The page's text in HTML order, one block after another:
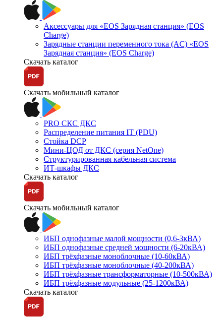
Аксессуары для «EOS Зарядная станция» (EOS
Charge)
Зарядные станции переменного тока (AC) «EOS
Зарядная станция» (EOS Charge)
Скачать каталог
Скачать мобильный каталог
PRO СКС ДКС
Распределение питания IT (PDU)
Стойка DCP
Мини-ЦОД от ДКС (серия NetOne)
Структурированная кабельная система
ИТ-шкафы ДКС
Скачать каталог
Скачать мобильный каталог
ИБП однофазные малой мощности (0,6-3кВА)
ИБП однофазные средней мощности (6-20кВА)
ИБП трёхфазные моноблочные (10-60кВА)
ИБП трёхфазные моноблочные (40-200кВА)
ИБП трёхфазные трансформаторные (10-500кВА)
ИБП трёхфазные модульные (25-1200кВА)
Скачать каталог